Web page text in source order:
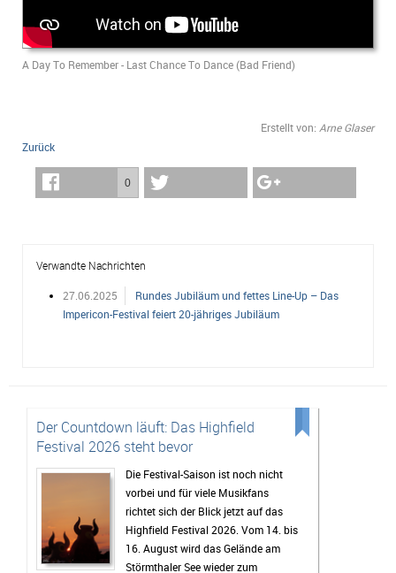
A Day To Remember - Last Chance To Dance (Bad Friend)
Erstellt von: Arne Glaser
Zurück
0
Verwandte Nachrichten
27.06.2025
Rundes Jubiläum und fettes Line-Up – Das
Impericon-Festival feiert 20-jähriges Jubiläum
Der Countdown läuft: Das Highfield
Festival 2026 steht bevor
Die Festival-Saison ist noch nicht
vorbei und für viele Musikfans
richtet sich der Blick jetzt auf das
Highfield Festival 2026. Vom 14. bis
16. August wird das Gelände am
Störmthaler See wieder zum